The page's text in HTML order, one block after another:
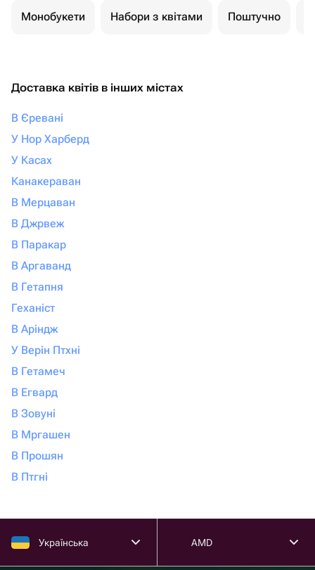
Монобукети Набори з квітами Поштучно
Доставка квітів в інших містах
В Єревані
У Нор Харберд
У Касах
Канакераван
В Мерцаван
В Джрвеж
В Паракар
В Аргаванд
В Гетапня
Геханіст
В Аріндж
У Верін Птхні
В Гетамеч
В Егвард
В Зовуні
В Мргашен
В Прошян
В Птгні
Українська AMD